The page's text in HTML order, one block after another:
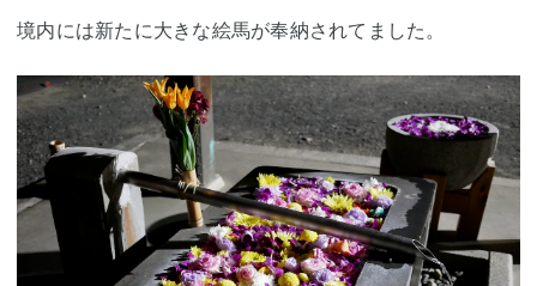
境内には新たに大きな絵馬が奉納されてました。